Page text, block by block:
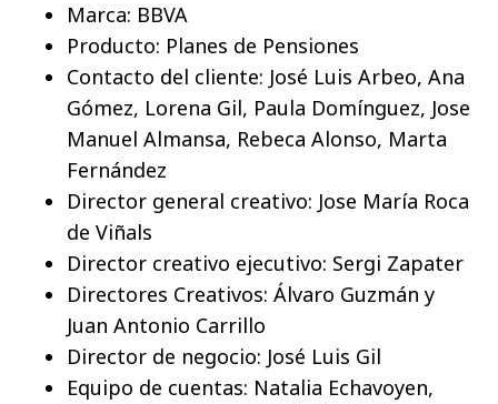
Marca: BBVA
Producto: Planes de Pensiones
Contacto del cliente: José Luis Arbeo, Ana
Gómez, Lorena Gil, Paula Domínguez, Jose
Manuel Almansa, Rebeca Alonso, Marta
Fernández
Director general creativo: Jose María Roca
de Viñals
Director creativo ejecutivo: Sergi Zapater
Directores Creativos: Álvaro Guzmán y
Juan Antonio Carrillo
Director de negocio: José Luis Gil
Equipo de cuentas: Natalia Echavoyen,